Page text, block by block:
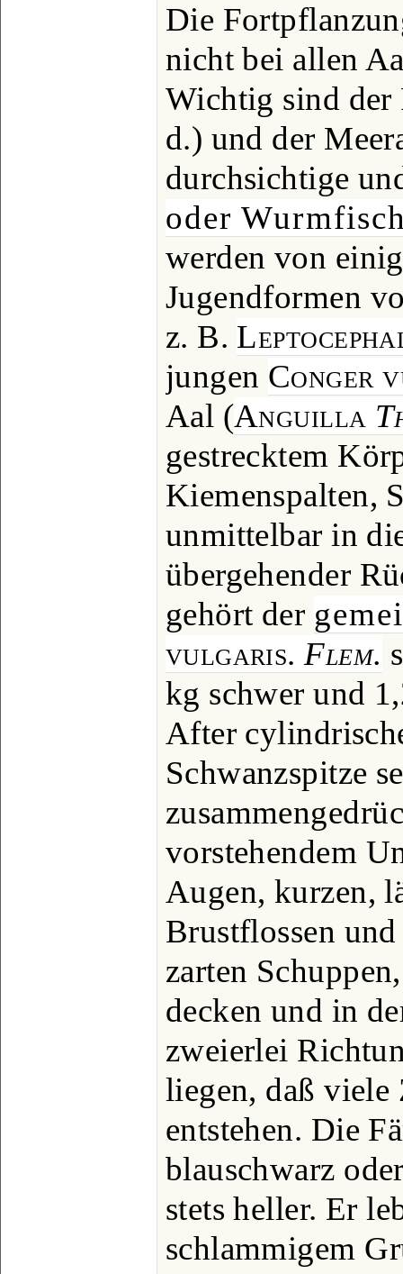
Die
nicht bei allen
Wichtig sind
d.) und der
durchsichtige
oder
werden von
Jugendformen
z. B.
jungen Conger
Aal (Anguilla
gestrecktem
Kiemenspalten,
unmittelbar in
übergehender
gehört der
vulgaris.Flem.
kg schwer und
After
Schwanzspitze
vorstehendem
Augen, kurzen,
Brustflossen
zarten
decken und in
zweierlei
liegen, daß
entstehen. Die
blauschwarz
stets heller. Er
schlammigem